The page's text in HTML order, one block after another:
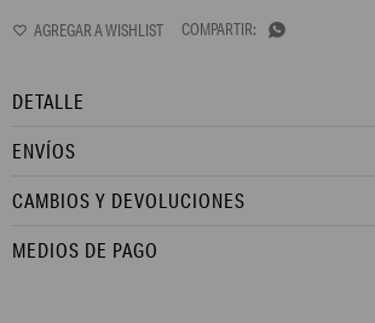

DETALLE
ENVÍOS
CAMBIOS Y DEVOLUCIONES
MEDIOS DE PAGO